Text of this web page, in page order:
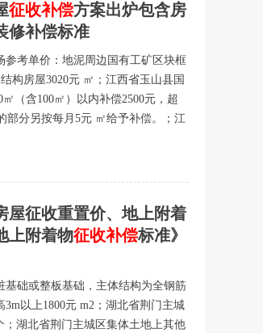
征收补偿方案出炉包含房
修补偿标准
考单价：地泥周边国有工矿区块框
构房屋3020元 ㎡；江西省玉山县国
（含100㎡）以内补偿2500元，超
部分另按每月5元 ㎡给予补偿。；江
屋征收重置价、地上附着
上附着物征收补偿标准》
础或整板基础，主体结构为全钢筋
以上1800元 m2；湖北省荆门主城
；湖北省荆门主城区集体土地上其他